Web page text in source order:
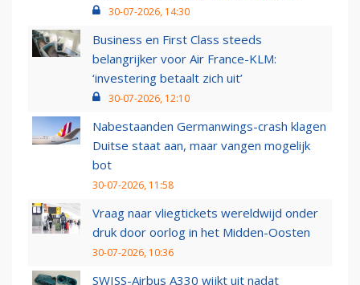
30-07-2026, 14:30
Business en First Class steeds
belangrijker voor Air France-KLM:
‘investering betaalt zich uit’
30-07-2026, 12:10
Nabestaanden Germanwings-crash klagen
Duitse staat aan, maar vangen mogelijk
bot
30-07-2026, 11:58
Vraag naar vliegtickets wereldwijd onder
druk door oorlog in het Midden-Oosten
30-07-2026, 10:36
SWISS-Airbus A330 wijkt uit nadat